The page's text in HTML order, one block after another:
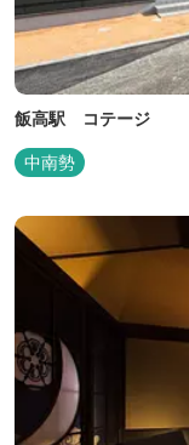
飯高駅 コテージ
中南勢